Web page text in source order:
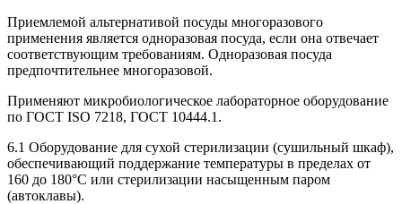
Приемлемой альтернативой посуды многоразового
применения является одноразовая посуда, если она отвечает
соответствующим требованиям. Одноразовая посуда
предпочтительнее многоразовой.
Применяют микробиологическое лабораторное оборудование
по ГОСТ ISO 7218, ГОСТ 10444.1.
6.1 Оборудование для сухой стерилизации (сушильный шкаф),
обеспечивающий поддержание температуры в пределах от
160 до 180°С или стерилизации насыщенным паром
(автоклавы).